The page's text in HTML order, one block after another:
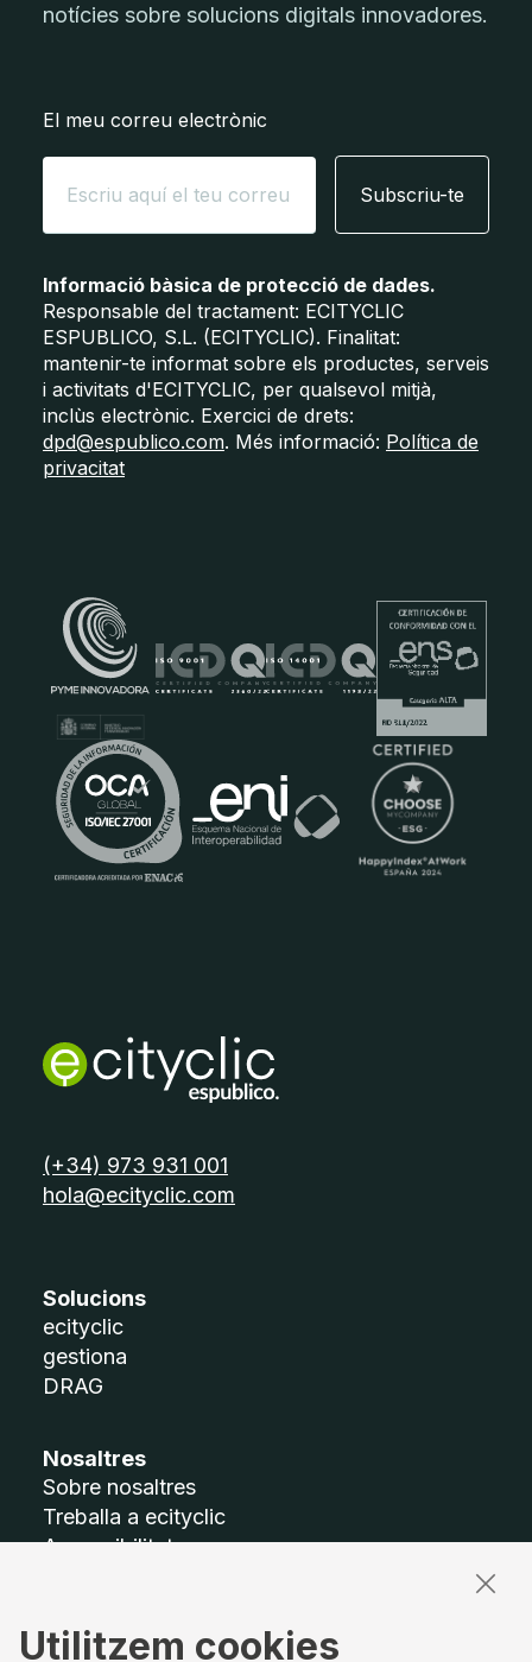
notícies sobre solucions digitals innovadores.
El meu correu electrònic
Subscriu-te
Informació bàsica de protecció de dades.
Responsable del tractament: ECITYCLIC
ESPUBLICO, S.L. (ECITYCLIC). Finalitat:
mantenir-te informat sobre els productes, serveis
i activitats d'ECITYCLIC, per qualsevol mitjà,
inclùs electrònic. Exercici de drets:
dpd@espublico.com. Més informació: Política de
privacitat
Certificats
telèfon:
(+34) 973 931 001
email:
hola@ecityclic.com
Solucions
ecityclic
gestiona
DRAG
Nosaltres
Sobre nosaltres
Treballa a ecityclic
Accessibilitat
Termes legals
Utilitzem cookies